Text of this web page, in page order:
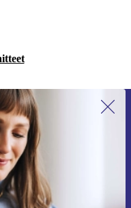
uutiskirjeen
€!
tarjousta.